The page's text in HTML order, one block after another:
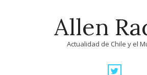
Allen
Actualidad de Chile y el